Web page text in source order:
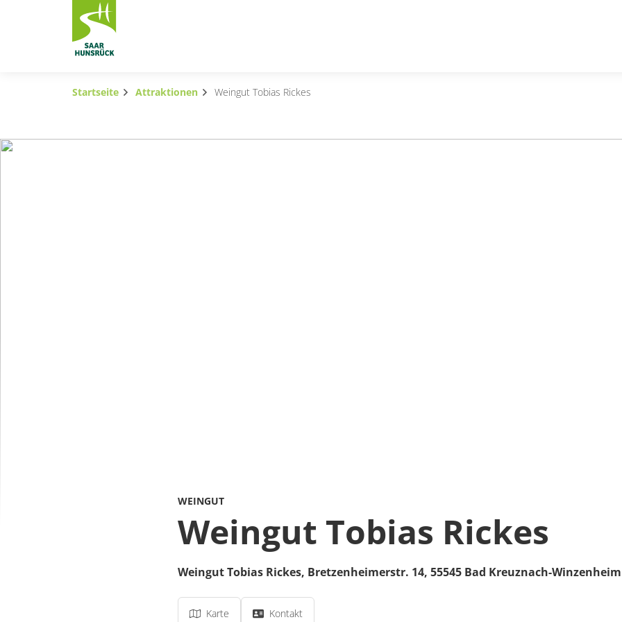
Zum Hauptinhalt springen
Subnavigation umschalten
Startseite Attraktionen Weingut Tobias Rickes
WEINGUT
Weingut Tobias Rickes
Weingut Tobias Rickes, Bretzenheimerstr. 14, 55545 Bad Kreuznach-Winzenheim
Karte Kontakt